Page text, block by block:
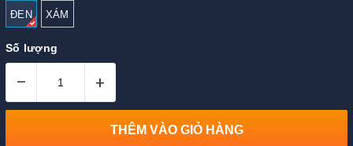
ĐEN XÁM
Số lượng
– +
THÊM VÀO GIỎ HÀNG